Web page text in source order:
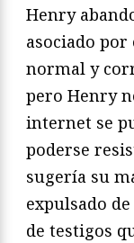
Henry
asociado
normal y
pero Henry
internet se
poderse
sugería su
expulsado
de testigos